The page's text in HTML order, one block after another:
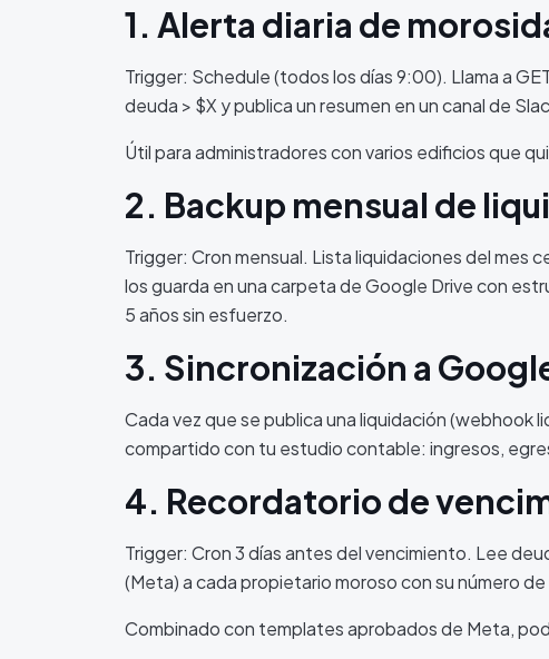
1. Alerta diaria de
Trigger: Schedule (todos los días 9:00). Llama a
deuda > $X y publica un resumen en un canal de
Útil para administradores con varios edificios que
2. Backup mensual de
Trigger: Cron mensual. Lista liquidaciones del mes
los guarda en una carpeta de Google Drive con
5 años sin esfuerzo.
3. Sincronización a
Cada vez que se publica una liquidación
compartido con tu estudio contable: ingresos,
4. Recordatorio de
Trigger: Cron 3 días antes del vencimiento. Lee
(Meta) a cada propietario moroso con su número
Combinado con templates aprobados de Meta,